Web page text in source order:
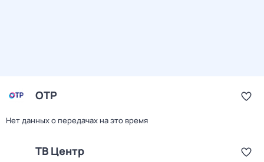
ОТР
Нет данных о передачах на это время
ТВ Центр